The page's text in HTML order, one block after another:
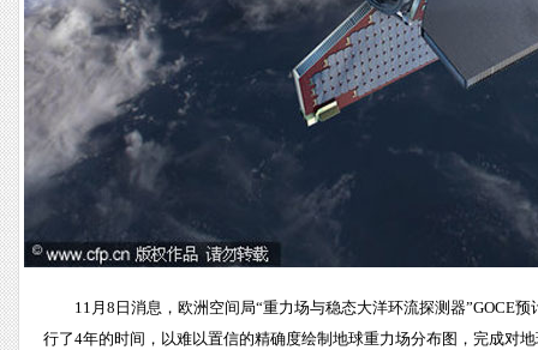
11月8日消息，欧洲空间局“重力场与稳态大洋环流探测器”GOCE
行了4年的时间，以难以置信的精确度绘制地球重力场分布图，完成对